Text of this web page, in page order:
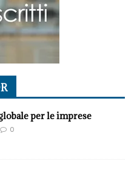
per le imprese
0